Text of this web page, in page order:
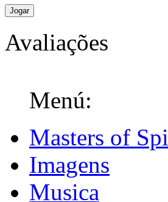
Jogar
Avaliações
Menú:
Masters of
Imagens
Musica